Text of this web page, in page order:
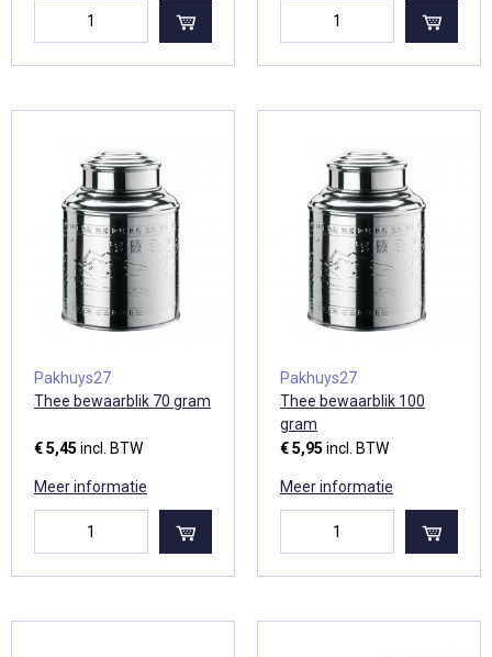
Pakhuys27
Thee bewaarblik 70 gram
€ 5,45 incl. BTW
Meer informatie
Pakhuys27
Thee bewaarblik 100
gram
€ 5,95 incl. BTW
Meer informatie